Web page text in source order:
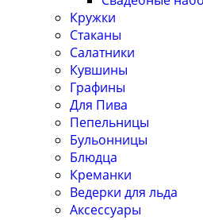
Кружки
Стаканы
Салатники
Кувшины
Графины
Для Пива
Пепельницы
Бульонницы
Блюдца
Креманки
Ведерки для льда
Аксессуары